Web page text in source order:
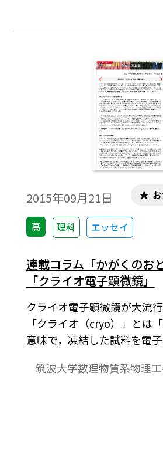
2015年09月21日
高 理科 エッセイ
連載コラム「かがくのお
「クライオ電子顕微鏡」
クライオ電子顕微鏡が大流行
「クライオ（cryo）」とは
意味で，凍結した試料を電
急速凍結させるために，よ
近い観察が可能だ。分解能
筑波大学数理物質系物理